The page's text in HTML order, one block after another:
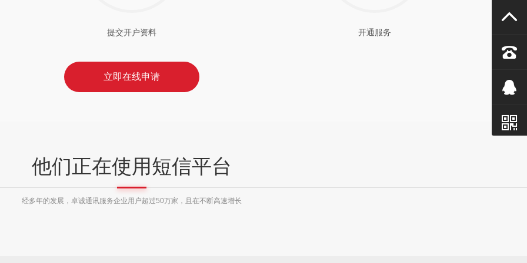
提交开户资料 开通服务
立即在线申请
他们正在使用短信平台
经多年的发展，卓诚通讯服务企业用户超过50万家，且在不断高速增长



